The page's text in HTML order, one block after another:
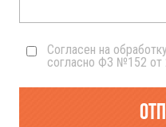
Согласен на
согласно ФЗ №152 от